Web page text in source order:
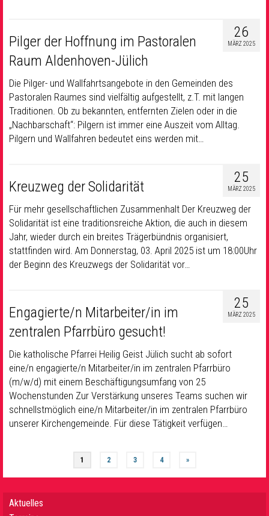
26
MÄRZ 2025
Pilger der Hoffnung im Pastoralen
Raum Aldenhoven-Jülich
Die Pilger- und Wallfahrtsangebote in den Gemeinden des
Pastoralen Raumes sind vielfältig aufgestellt, z.T. mit langen
Traditionen. Ob zu bekannten, entfernten Zielen oder in die
„Nachbarschaft“: Pilgern ist immer eine Auszeit vom Alltag.
Pilgern und Wallfahren bedeutet eins werden mit…
25
MÄRZ 2025
Kreuzweg der Solidarität
Für mehr gesellschaftlichen Zusammenhalt Der Kreuzweg der
Solidarität ist eine traditionsreiche Aktion, die auch in diesem
Jahr, wieder durch ein breites Trägerbündnis organisiert,
stattfinden wird. Am Donnerstag, 03. April 2025 ist um 18:00Uhr
der Beginn des Kreuzwegs der Solidarität vor…
25
MÄRZ 2025
Engagierte/n Mitarbeiter/in im
zentralen Pfarrbüro gesucht!
Die katholische Pfarrei Heilig Geist Jülich sucht ab sofort
eine/n engagierte/n Mitarbeiter/in im zentralen Pfarrbüro
(m/w/d) mit einem Beschäftigungsumfang von 25
Wochenstunden Zur Verstärkung unseres Teams suchen wir
schnellstmöglich eine/n Mitarbeiter/in im zentralen Pfarrbüro
unserer Kirchengemeinde. Für diese Tätigkeit verfügen…
1 2 3 4 »
Aktuelles